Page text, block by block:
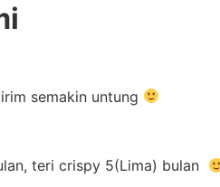
semakin untung
teri crispy 5(Lima) bulan